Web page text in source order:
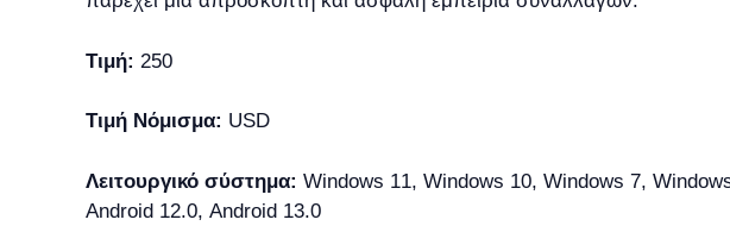
Τιμή: 250
Τιμή Νόμισμα: USD
Λειτουργικό σύστημα: Windows 11, Windows 10, Windows 7,
Android 12.0, Android 13.0